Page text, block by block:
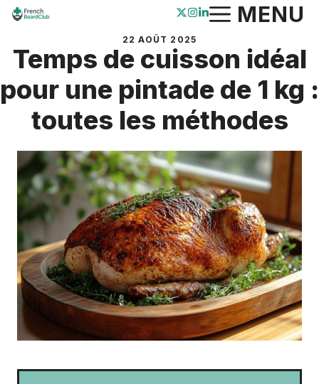
Aller
contenu
MENU
22 AOÛT 2025
Temps de cuisson idéal
pour une pintade de 1 kg :
toutes les méthodes